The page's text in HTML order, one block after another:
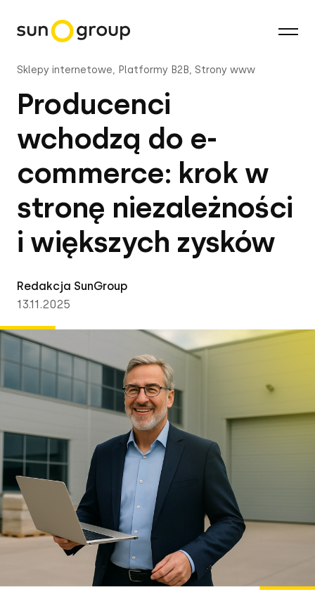
Sklepy internetowe, Platformy B2B, Strony www
Producenci
wchodzą do e-
commerce: krok w
stronę niezależności
i większych zysków
Redakcja SunGroup
13.11.2025